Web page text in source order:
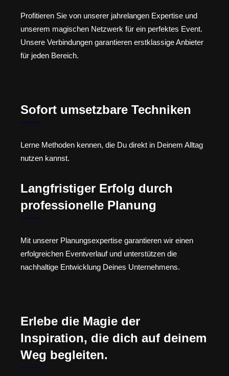
Profitieren Sie von unserer jahrelangen Expertise und
unserem magischen Netzwerk für ein perfektes Event.
Unsere Verbindungen garantieren erstklassige Anbieter
für jeden Bereich.
Sofort umsetzbare Techniken
Lerne Methoden kennen, die Du direkt in Deinem Alltag
nutzen kannst.
Langfristiger Erfolg durch
professionelle Planung
Mit unserer Planungsexpertise garantieren wir einen
erfolgreichen Eventverlauf und unterstützen die
nachhaltige Entwicklung Deines Unternehmens.
Erlebe die Magie der
Inspiration, die dich auf deinem
Weg begleiten.